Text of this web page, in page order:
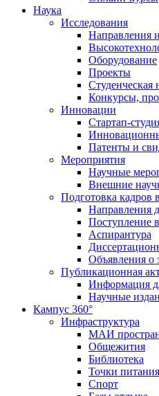
Наука
Исследования
Направления
Оборудование
Проекты
Студенческая
Конкурсы,
Инновации
Стартап-
Патенты и
Мероприятия
Научные
Внешние
Подготовка
Направления
Поступление
Аспирантура
Объявления о
Публикационная
Информация
Научные
Кампус 360°
Инфраструктура
МАИ
Общежития
Библиотека
Точки питания
Спорт